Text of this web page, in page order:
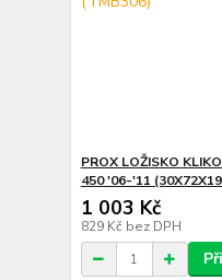
PROX LOŽISKO
450 '06-'11
1 003 Kč
829 Kč bez DPH